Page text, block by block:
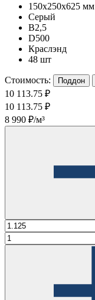
150x250x625 мм
Серый
B2,5
D500
Краслэнд
48 шт
Стоимость: Поддон
10 113.75 ₽
10 113.75 ₽
8 990 ₽/м³